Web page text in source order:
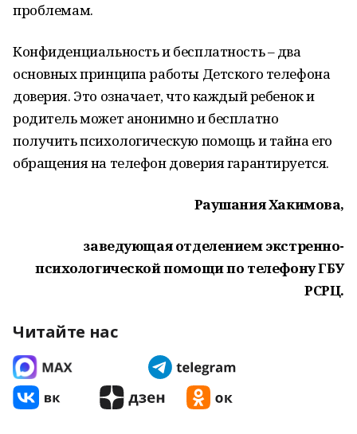
проблемам.
Конфиденциальность и бесплатность – два
основных принципа работы Детского телефона
доверия. Это означает, что каждый ребенок и
родитель может анонимно и бесплатно
получить психологическую помощь и тайна его
обращения на телефон доверия гарантируется.
Раушания Хакимова,
заведующая отделением экстренно-
психологической помощи по телефону ГБУ
РСРЦ.
Читайте нас